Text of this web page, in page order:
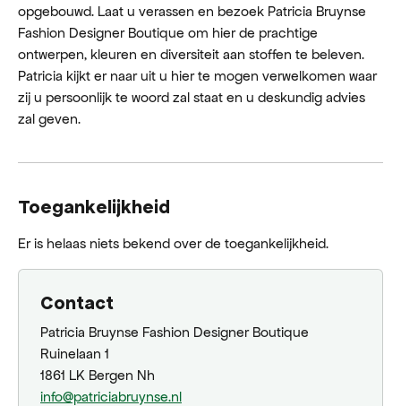
opgebouwd. Laat u verassen en bezoek Patricia Bruynse
Fashion Designer Boutique om hier de prachtige
ontwerpen, kleuren en diversiteit aan stoffen te beleven.
Patricia kijkt er naar uit u hier te mogen verwelkomen waar
zij u persoonlijk te woord zal staat en u deskundig advies
zal geven.
Toegankelijkheid
Er is helaas niets bekend over de toegankelijkheid.
Contact
Patricia Bruynse Fashion Designer Boutique
Ruinelaan 1
1861 LK Bergen Nh
info@patriciabruynse.nl